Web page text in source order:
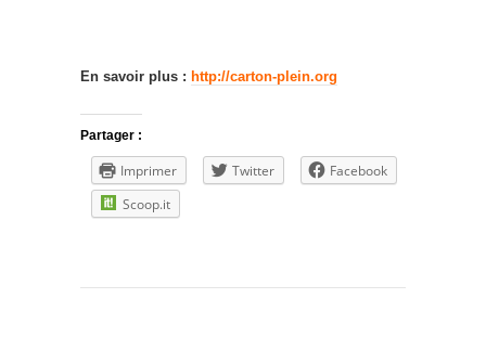
En savoir plus : http://carton-plein.org
Partager :
Imprimer Twitter
Facebook
Scoop.it